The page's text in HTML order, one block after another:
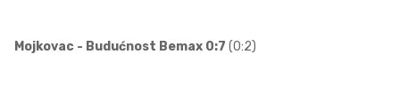
Mojkovac - Budućnost Bemax 0:7 (0:2)